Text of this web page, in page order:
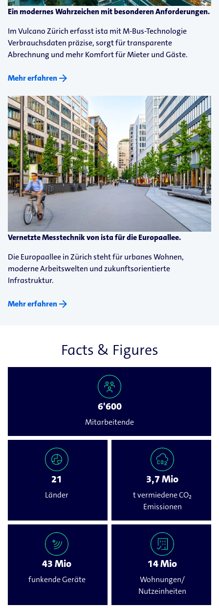
Ein modernes Wahrzeichen mit besonderen Anforderungen.
Im Vulcano Zürich erfasst ista mit M-​Bus-​Technologie
Verbrauchsdaten präzise, sorgt für transparente
Abrechnung und mehr Komfort für Mieter und Gäste.
Mehr erfahrenarrow_forward
Vernetzte Messtechnik von ista für die Europaallee.
Die Europaallee in Zürich steht für urbanes Wohnen,
moderne Arbeitswelten und zukunftsorientierte
Infrastruktur.
Mehr erfahrenarrow_forward
Facts & Figures
6'600
Mitarbeitende
21
Länder
3,7 Mio
t vermiedene CO₂
Emissionen
43 Mio
funkende Geräte
14 Mio
Wohnungen/
Nutzeinheiten